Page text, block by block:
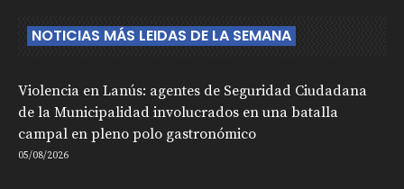
NOTICIAS MÁS LEIDAS DE LA SEMANA
Violencia en Lanús: agentes de Seguridad Ciudadana
de la Municipalidad involucrados en una batalla
campal en pleno polo gastronómico
05/08/2026